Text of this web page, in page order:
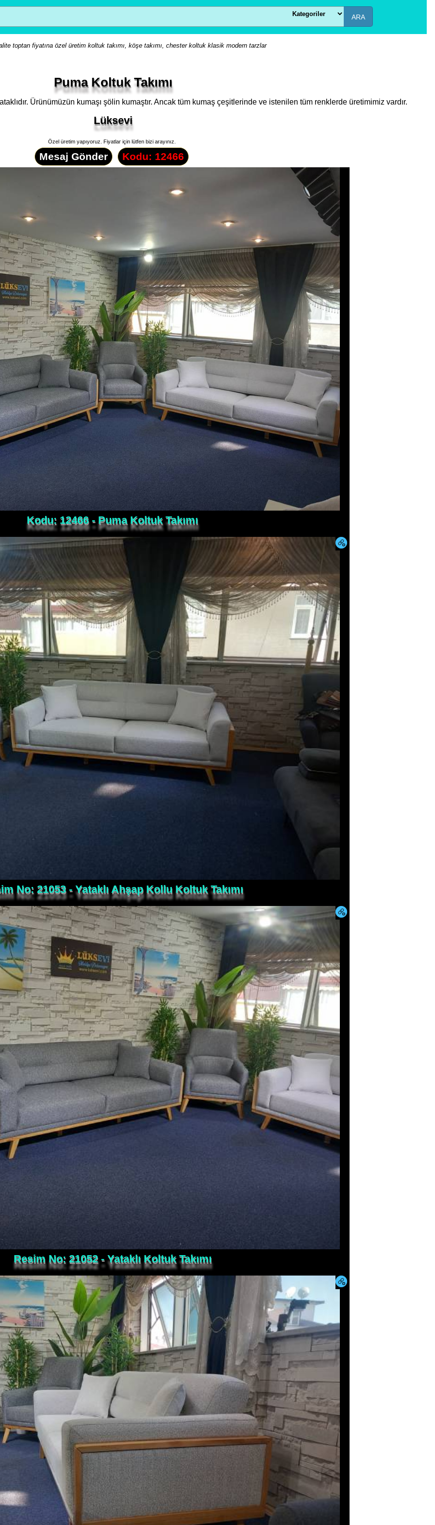
ARA
toptan fiyatına özel üretim koltuk takımı, köşe takımı, chester koltuk klasik modern tarzlar
Puma Koltuk Takımı
Ürünümüzün kumaşı şölin kumaştır. Ancak tüm kumaş çeşitlerinde ve istenilen tüm renklerde üretimimiz vardır.
Lüksevi
Özel üretim yapıyoruz. Fiyatlar için lütfen bizi arayınız.
Mesaj Gönder Kodu: 12466
Kodu: 12466 - Puma Koltuk Takımı
No: 21053 - Yataklı Ahşap Kollu Koltuk Takımı
Resim No: 21052 - Yataklı Koltuk Takımı